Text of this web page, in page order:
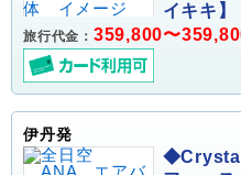
イキキ】
旅行代金： 359,800〜
伊丹発